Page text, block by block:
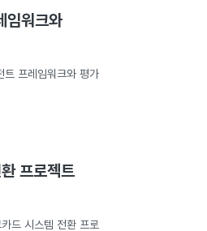
임워크와
프레임워크와 평가
프로젝트
드 시스템 전환 프로